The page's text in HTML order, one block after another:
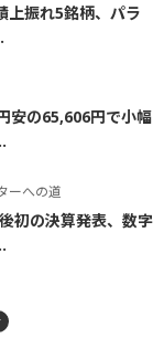
上振れ5銘柄、パラ
安の65,606円で小幅
ーへの道
初の決算発表、数字